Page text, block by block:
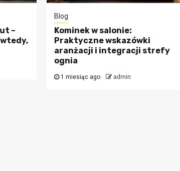
–
Blog
Kominek w salonie:
Praktyczne wskazówki
aranżacji i integracji strefy
ognia
1 miesiąc ago admin